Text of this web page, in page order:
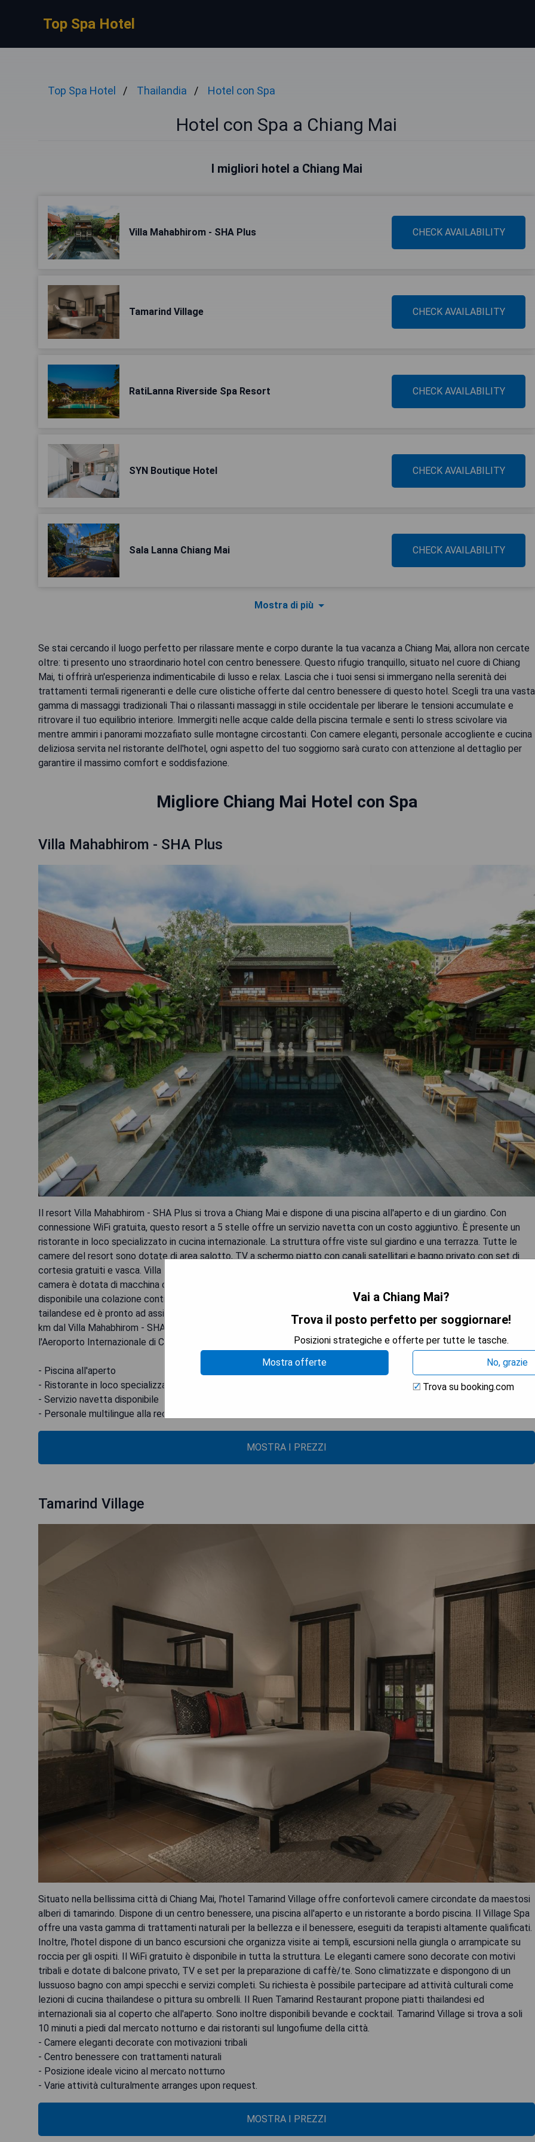
Top Spa Hotel
Top Spa Hotel Thailandia Hotel con Spa
Hotel con Spa a Chiang Mai
I migliori hotel a Chiang Mai
Villa Mahabhirom - SHA Plus CHECK AVAILABILITY
Tamarind Village CHECK AVAILABILITY
RatiLanna Riverside Spa Resort CHECK AVAILABILITY
SYN Boutique Hotel CHECK AVAILABILITY
Sala Lanna Chiang Mai CHECK AVAILABILITY
Mostra di più
Se stai cercando il luogo perfetto per rilassare mente e corpo durante la tua vacanza a Chiang Mai, allora non cercate
oltre: ti presento uno straordinario hotel con centro benessere. Questo rifugio tranquillo, situato nel cuore di Chiang
Mai, ti offrirà un'esperienza indimenticabile di lusso e relax. Lascia che i tuoi sensi si immergano nella serenità dei
trattamenti termali rigeneranti e delle cure olistiche offerte dal centro benessere di questo hotel. Scegli tra una vasta
gamma di massaggi tradizionali Thai o rilassanti massaggi in stile occidentale per liberare le tensioni accumulate e
ritrovare il tuo equilibrio interiore. Immergiti nelle acque calde della piscina termale e senti lo stress scivolare via
mentre ammiri i panorami mozzafiato sulle montagne circostanti. Con camere eleganti, personale accogliente e cucina
deliziosa servita nel ristorante dell'hotel, ogni aspetto del tuo soggiorno sarà curato con attenzione al dettaglio per
garantire il massimo comfort e soddisfazione.
Migliore Chiang Mai Hotel con Spa
Villa Mahabhirom - SHA Plus
Il resort Villa Mahabhirom - SHA Plus si trova a Chiang Mai e dispone di una piscina all'aperto e di un giardino. Con
connessione WiFi gratuita, questo resort a 5 stelle offre un servizio navetta con un costo aggiuntivo. È presente un
ristorante in loco specializzato in cucina internazionale. La struttura offre viste sul giardino e una terrazza. Tutte le
camere del resort sono dotate di area salotto, TV a schermo piatto con canali satellitari e bagno privato con set di
cortesia gratuiti e vasca. Villa Mahabhirom - SHA Plus offre alcune camere con vista sulle montagne, mentre ogni
camera è dotata di macchina da caffè. Tutte le camere includono aria condizionata e scrivania. Ogni mattina è
disponibile una colazione continentale presso la struttura. Il personale della reception parla tedesco, inglese e
tailandese ed è pronto ad assistere i clienti in qualsiasi momento del giorno o della notte. Ton Payom Market dista 1,3
km dal Villa Mahabhirom - SHA Plus, mentre Nimman Haemin si trova a 2,2 km dalla struttura. L'aeroporto più vicino è
l'Aeroporto Internazionale di Chiang Mai, situato a 4,4 km dal resort.
- Piscina all'aperto
- Ristorante in loco specializzato in cucina internazionale
- Servizio navetta disponibile
- Personale multilingue alla reception pronto ad assistere i clienti
MOSTRA I PREZZI
Tamarind Village
Situato nella bellissima città di Chiang Mai, l'hotel Tamarind Village offre confortevoli camere circondate da maestosi
alberi di tamarindo. Dispone di un centro benessere, una piscina all'aperto e un ristorante a bordo piscina. Il Village Spa
offre una vasta gamma di trattamenti naturali per la bellezza e il benessere, eseguiti da terapisti altamente qualificati.
Inoltre, l'hotel dispone di un banco escursioni che organizza visite ai templi, escursioni nella giungla o arrampicate su
roccia per gli ospiti. Il WiFi gratuito è disponibile in tutta la struttura. Le eleganti camere sono decorate con motivi
tribali e dotate di balcone privato, TV e set per la preparazione di caffè/te. Sono climatizzate e dispongono di un
lussuoso bagno con ampi specchi e servizi completi. Su richiesta è possibile partecipare ad attività culturali come
lezioni di cucina thailandese o pittura su ombrelli. Il Ruen Tamarind Restaurant propone piatti thailandesi ed
internazionali sia al coperto che all'aperto. Sono inoltre disponibili bevande e cocktail. Tamarind Village si trova a soli
10 minuti a piedi dal mercato notturno e dai ristoranti sul lungofiume della città.
- Camere eleganti decorate con motivazioni tribali
- Centro benessere con trattamenti naturali
- Posizione ideale vicino al mercato notturno
- Varie attività culturalmente arranges upon request.
MOSTRA I PREZZI
Vai a Chiang Mai?
Trova il posto perfetto per soggiornare!
Posizioni strategiche e offerte per tutte le tasche.
Mostra offerte
No, grazie
Trova su booking.com